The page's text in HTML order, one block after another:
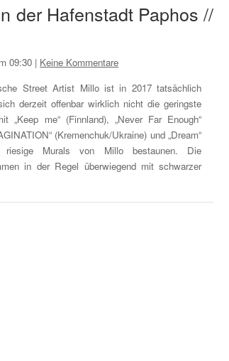
der Hafenstadt Paphos //
09:30 | Keine Kommentare
Street Artist Millo ist in 2017 tatsächlich
derzeit offenbar wirklich nicht die geringste
„Keep me“ (Finnland), „Never Far Enough“
(Kremenchuk/Ukraine) und „Dream“
riesige Murals von Millo bestaunen. Die
in der Regel überwiegend mit schwarzer